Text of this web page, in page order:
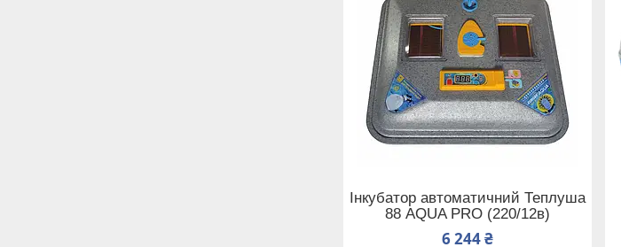
Інкубатор автоматичний Теплуша
88 AQUA PRO (220/12в)
6 244 ₴